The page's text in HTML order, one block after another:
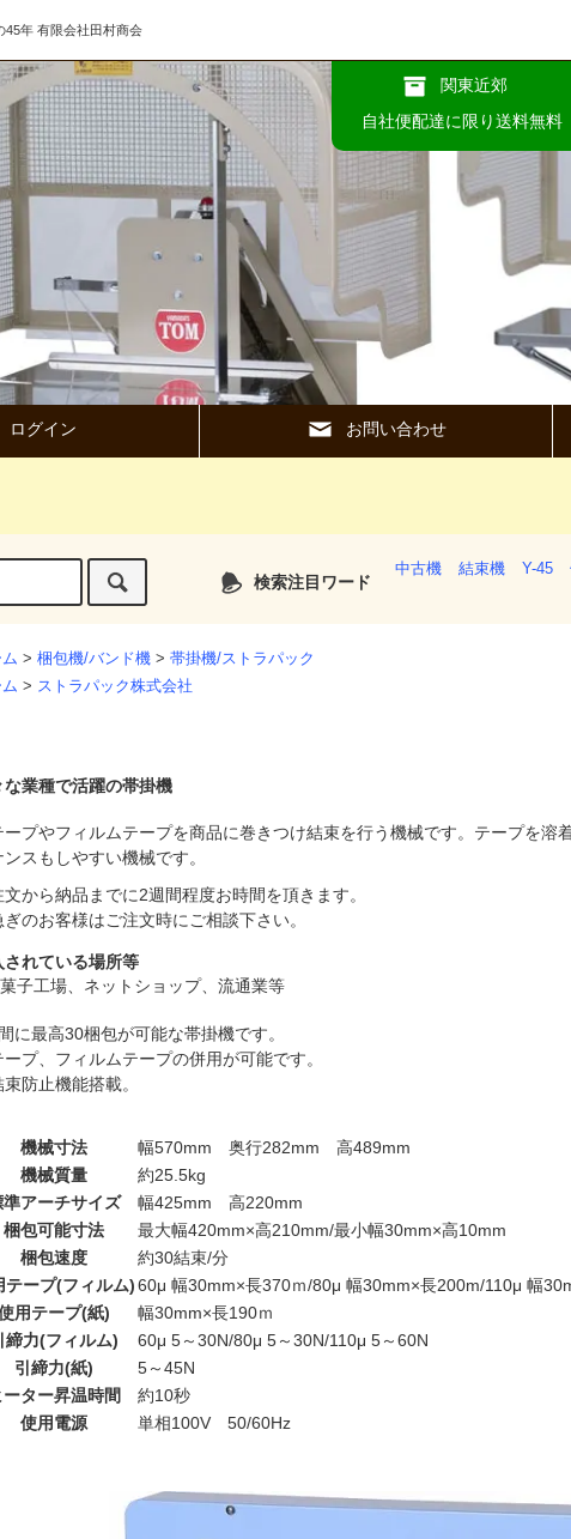
45年 有限会社田村商会
関東近郊
自社便配達に限り送料無料
ログイン お問い合わせ
検索注目ワード
中古機 結束機 Y-45
> 梱包機/バンド機 > 帯掛機/ストラパック
> ストラパック株式会社
な業種で活躍の帯掛機
ープやフィルムテープを商品に巻きつけ結束を行う機械です。テープを溶
ンスもしやすい機械です。
文から納品までに2週間程度お時間を頂きます。
ぎのお客様はご注文時にご相談下さい。
されている場所等
子工場、ネットショップ、流通業等
に最高30梱包が可能な帯掛機です。
ープ、フィルムテープの併用が可能です。
束防止機能搭載。
機械寸法
幅570mm 奥行282mm 高489mm
機械質量
約25.5kg
準アーチサイズ
幅425mm 高220mm
梱包可能寸法
最大幅420mm×高210mm/最小幅30mm×高10mm
梱包速度
約30結束/分
テープ(フィルム)60μ 幅30mm×長370ｍ/80μ 幅30mm×長200m/110μ 幅
用テープ(紙)
幅30mm×長190ｍ
締力(フィルム)
60μ 5～30N/80μ 5～30N/110μ 5～60N
引締力(紙)
5～45N
ーター昇温時間
約10秒
使用電源
単相100V 50/60Hz